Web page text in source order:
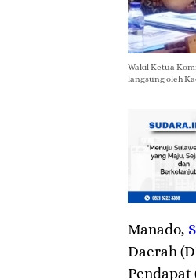
Wakil Ketua
langsung oleh
Manado,
Daerah
Pendapat